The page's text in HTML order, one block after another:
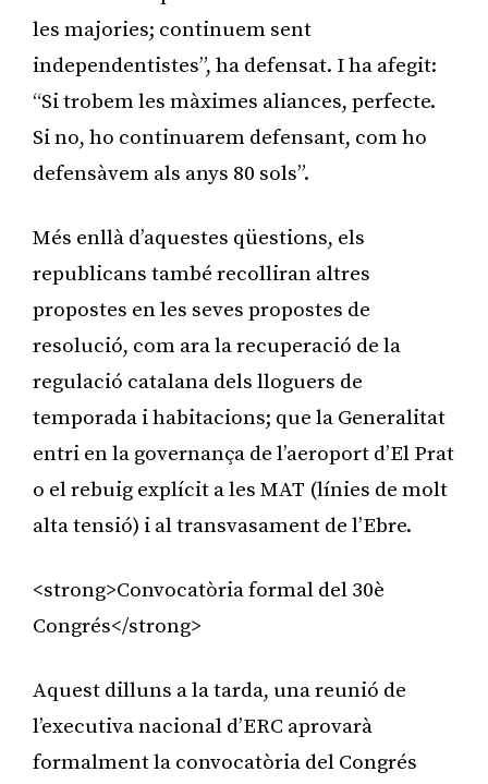
les majories; continuem sent
independentistes”, ha defensat. I ha afegit:
“Si trobem les màximes aliances, perfecte.
Si no, ho continuarem defensant, com ho
defensàvem als anys 80 sols”.
Més enllà d’aquestes qüestions, els
republicans també recolliran altres
propostes en les seves propostes de
resolució, com ara la recuperació de la
regulació catalana dels lloguers de
temporada i habitacions; que la Generalitat
entri en la governança de l’aeroport d’El Prat
o el rebuig explícit a les MAT (línies de molt
alta tensió) i al transvasament de l’Ebre.
<strong>Convocatòria formal del 30è
Congrés</strong>
Aquest dilluns a la tarda, una reunió de
l’executiva nacional d’ERC aprovarà
formalment la convocatòria del Congrés